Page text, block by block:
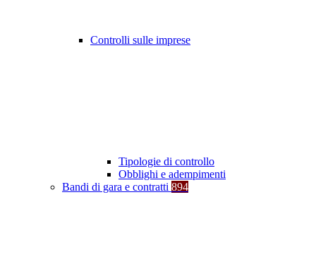
Controlli sulle imprese
Tipologie di controllo
Obblighi e adempimenti
Bandi di gara e contratti 894